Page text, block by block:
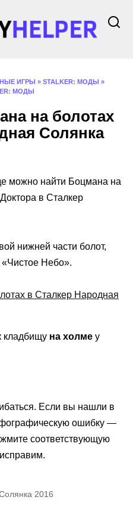
ИГРЫ » STALKER: МОДЫ »
МОДЫ
на болотах
Солянка
можно найти Боцмана на
в Сталкер
нижней части болот,
«Чистое Небо».
кладбищу на холме у
Если вы нашли в
ошибку —
соответствующую
2016